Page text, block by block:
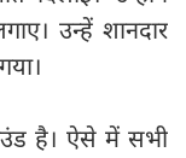
उन्हें शानदार
है। ऐसे में सभी